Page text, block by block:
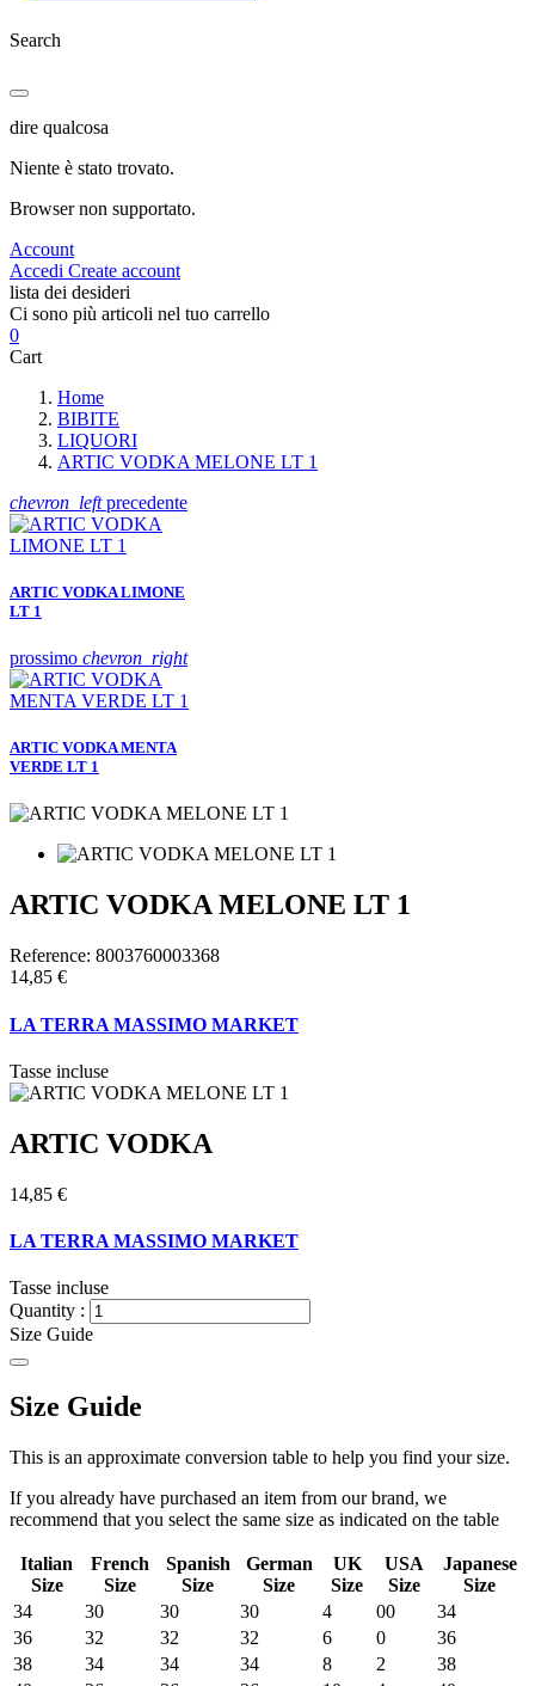
Search
dire qualcosa
Niente è stato trovato.
Browser non supportato.
Account
Accedi Create account
lista dei desideri
Ci sono più articoli nel tuo carrello
0
Cart
Home
BIBITE
LIQUORI
ARTIC VODKA MELONE LT 1
chevron_leftprecedente
ARTIC VODKA LIMONE
LT 1
prossimo chevron_right
ARTIC VODKA MENTA
VERDE LT 1
ARTIC VODKA MELONE LT 1
Reference: 8003760003368
14,85 €
LA TERRA MASSIMO MARKET
Tasse incluse
ARTIC VODKA
14,85 €
LA TERRA MASSIMO MARKET
Tasse incluse
Quantity :
Size Guide
Size Guide
This is an approximate conversion table to help you find your size.
If you already have purchased an item from our brand, we
recommend that you select the same size as indicated on the table
Italian
Size
French
Size
Spanish
Size
German
Size
UK
Size
USA
Size
Japanese
Size
34
30 30 30 4 00
34
36
32 32 32 6 0
36
38
34 34 34 8 2
38